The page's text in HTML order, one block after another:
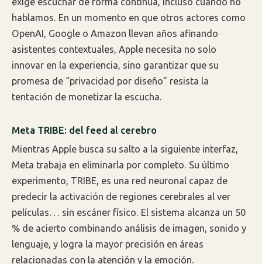
hablamos. En un momento en que otros actores como
OpenAI, Google o Amazon llevan años afinando
asistentes contextuales, Apple necesita no solo
innovar en la experiencia, sino garantizar que su
promesa de “privacidad por diseño” resista la
tentación de monetizar la escucha.
Meta TRIBE: del feed al cerebro
Mientras Apple busca su salto a la siguiente interfaz,
Meta trabaja en eliminarla por completo. Su último
experimento, TRIBE, es una red neuronal capaz de
predecir la activación de regiones cerebrales al ver
películas… sin escáner físico. El sistema alcanza un 50
% de acierto combinando análisis de imagen, sonido y
lenguaje, y logra la mayor precisión en áreas
relacionadas con la atención y la emoción.